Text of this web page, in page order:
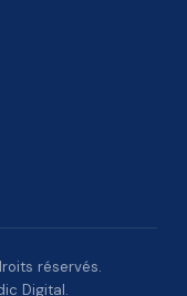
réservés.
Digital.